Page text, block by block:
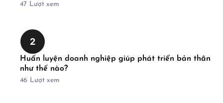
47 Lượt xem
2
Huấn luyện doanh nghiệp giúp phát triển bản thân
như thế nào?
46 Lượt xem